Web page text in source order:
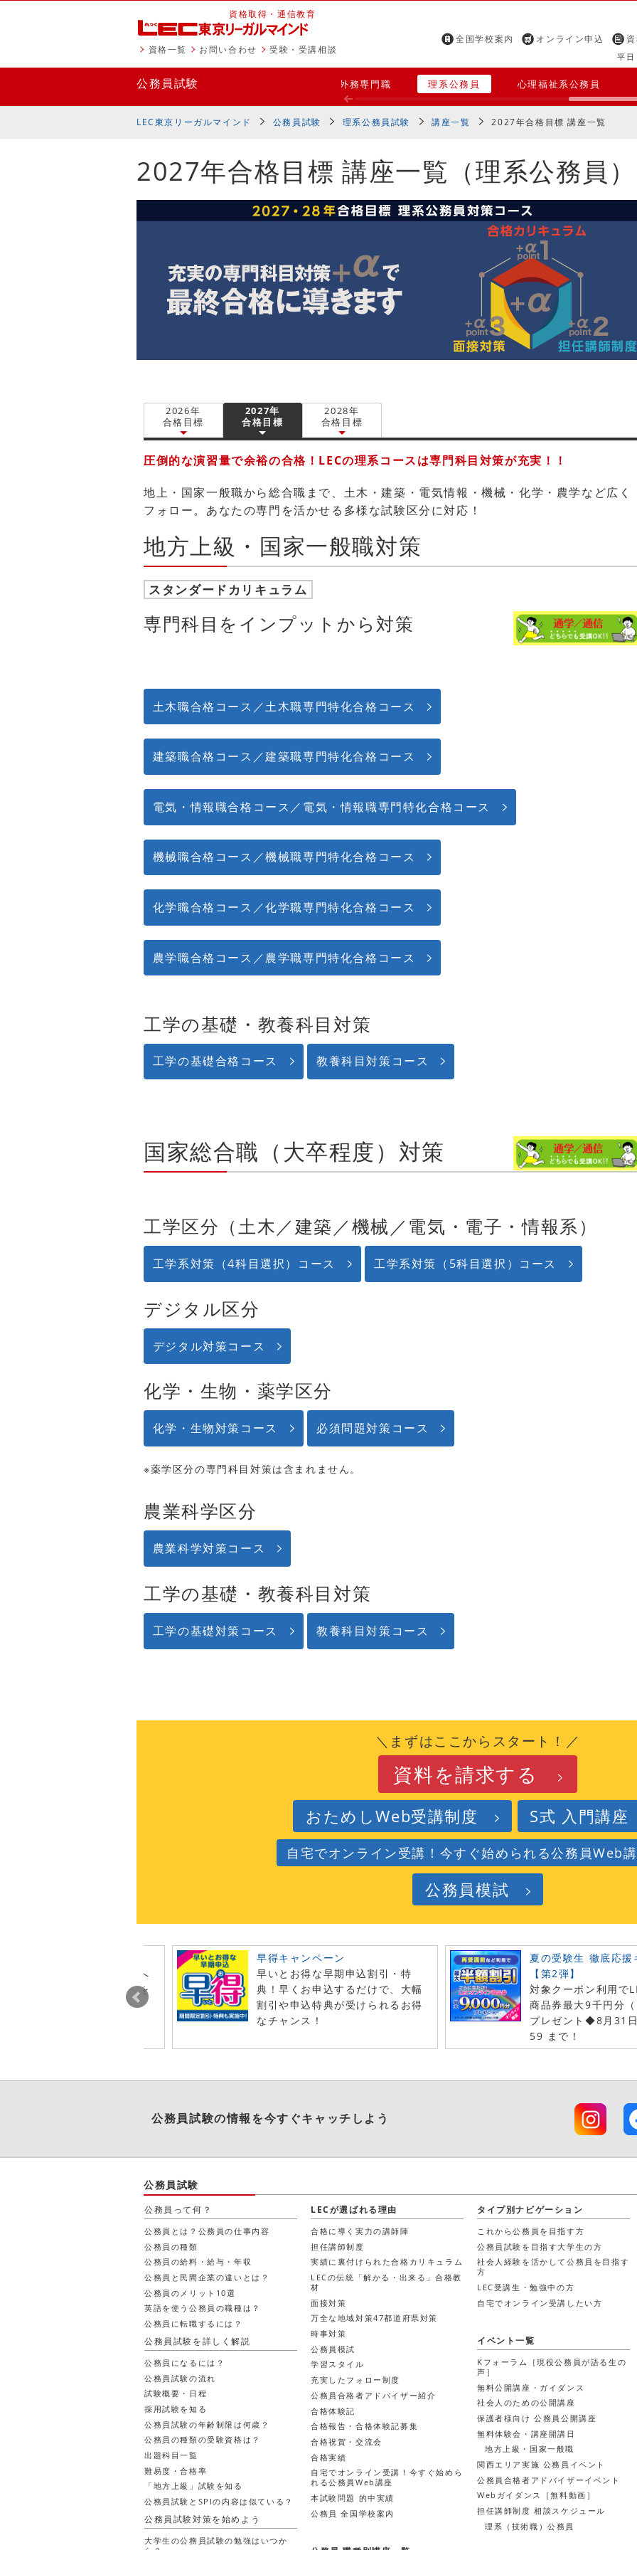
資格取得・通信教育
資格一覧 お問い合わせ 受験・受講相談
全国学校案内 オンライン申込
平
公務員試験
地方上級・国家一般職 国家総合職・外務専門職 理系公務員 心理福祉系公務員
LEC東京リーガルマインド 公務員試験 理系公務員試験 講座一覧 2027年合格目標 講座一覧
2027年合格目標 講座一覧（理系公務員）
2026年
合格目標
2027年
合格目標
2028年
合格目標
圧倒的な演習量で余裕の合格！LECの理系コースは専門科目対策が充実！！
地上・国家一般職から総合職まで、土木・建築・電気情報・機械・化学・農学など広く
フォロー。あなたの専門を活かせる多様な試験区分に対応！
地方上級・国家一般職対策
スタンダードカリキュラム
専門科目をインプットから対策
土木職合格コース／土木職専門特化合格コース
建築職合格コース／建築職専門特化合格コース
電気・情報職合格コース／電気・情報職専門特化合格コース
機械職合格コース／機械職専門特化合格コース
化学職合格コース／化学職専門特化合格コース
農学職合格コース／農学職専門特化合格コース
工学の基礎・教養科目対策
工学の基礎合格コース 教養科目対策コース
国家総合職（大卒程度）対策
工学区分（土木／建築／機械／電気・電子・情報系）
工学系対策（4科目選択）コース 工学系対策（5科目選択）コース
デジタル区分
デジタル対策コース
化学・生物・薬学区分
化学・生物対策コース 必須問題対策コース
※薬学区分の専門科目対策は含まれません。
農業科学区分
農業科学対策コース
工学の基礎・教養科目対策
工学の基礎対策コース 教養科目対策コース
＼まずはここからスタート！／
資料を請求する
おためしWeb受講制度 S式 入門講座
自宅でオンライン受講！今すぐ始められる公務員Web
公務員模試
オンライン注文した商品へ
ビュー投稿で特典ポイントを
早得キャンペーン
早いとお得な早期申込割引・特
典！早くお申込するだけで、大幅
割引や申込特典が受けられるお得
なチャンス！
夏の受験生 徹底応
【第2弾】
対象クーポン利用で
商品券最大9千円分
プレゼント◆8月31
59 まで！
公務員試験の情報を今すぐキャッチしよう
公務員試験
公務員って何？
公務員とは？公務員の仕事内容
公務員の種類
公務員の給料・給与・年収
公務員と民間企業の違いとは？
公務員のメリット10選
英語を使う公務員の職種は？
公務員に転職するには？
公務員試験を詳しく解説
公務員になるには？
公務員試験の流れ
試験概要・日程
採用試験を知る
公務員試験の年齢制限は何歳？
公務員の種類の受験資格は？
出題科目一覧
難易度・合格率
「地方上級」試験を知る
公務員試験とSPIの内容は似ている？
公務員試験対策を始めよう
大学生の公務員試験の勉強はいつか
LECが選ばれる理由
合格に導く実力の講師陣
担任講師制度
実績に裏付けられた合格カリキュラム
LECの伝統「解かる・出来る」合格教
材
面接対策
万全な地域対策47都道府県対策
時事対策
公務員模試
学習スタイル
充実したフォロー制度
公務員合格者アドバイザー紹介
合格体験記
合格報告・合格体験記募集
合格祝賀・交流会
合格実績
自宅でオンライン受講！今すぐ始めら
れる公務員Web講座
本試験問題 的中実績
公務員 全国学校案内
タイプ別ナビゲーション
これから公務員を目指す方
公務員試験を目指す大学生の方
社会人経験を活かして公務員を目指す
方
LEC受講生・勉強中の方
自宅でオンライン受講したい方
イベント一覧
Kフォーラム［現役公務員が語る生の
声］
無料公開講座・ガイダンス
社会人のための公開講座
保護者様向け 公務員公開講座
無料体験会・講座開講日
地方上級・国家一般職
関西エリア実施 公務員イベント
公務員合格者アドバイザーイベント
Webガイダンス［無料動画］
担任講師制度 相談スケジュール
理系（技術職）公務員